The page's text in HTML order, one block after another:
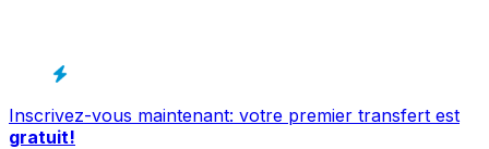
Inscrivez-vous maintenant: votre premier transfert est
gratuit!